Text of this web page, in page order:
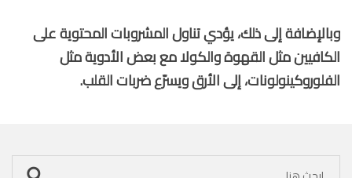
وبالإضافة إلى ذلك، يؤدي تناول المشروبات المحتوية على
الكافيين مثل القهوة والكولا مع بعض الأدوية مثل
الفلوروكينولونات، إلى الأرق ويسرّع ضربات القلب.